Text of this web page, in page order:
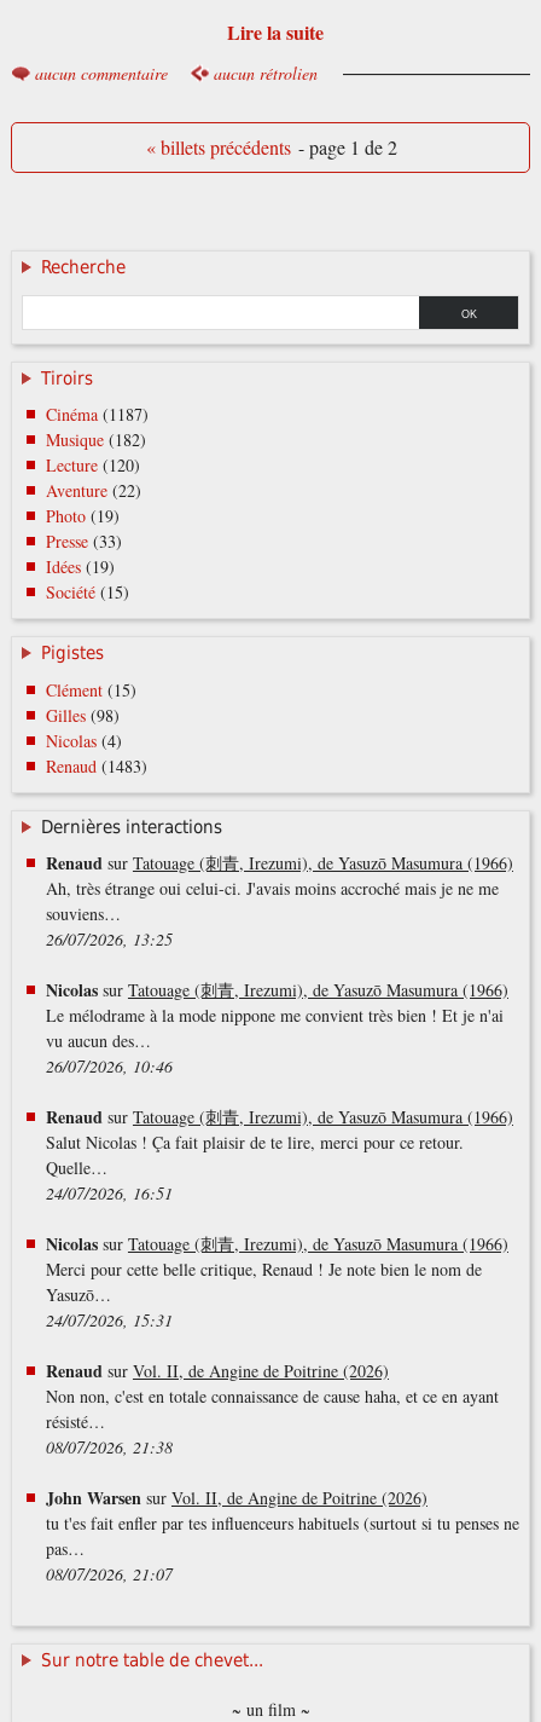
Lire la suite
aucun commentaire aucun rétrolien
« billets précédents - page 1 de 2
Recherche
Tiroirs
Cinéma (1187)
Musique (182)
Lecture (120)
Aventure (22)
Photo (19)
Presse (33)
Idées (19)
Société (15)
Pigistes
Clément(15)
Gilles(98)
Nicolas(4)
Renaud(1483)
Dernières interactions
Renaudsur Tatouage (刺青, Irezumi), de Yasuzō Masumura (1966)
Ah, très étrange oui celui-ci. J'avais moins accroché mais je ne me
souviens…
26/07/2026, 13:25
Nicolassur Tatouage (刺青, Irezumi), de Yasuzō Masumura (1966)
Le mélodrame à la mode nippone me convient très bien ! Et je n'ai
vu aucun des…
26/07/2026, 10:46
Renaudsur Tatouage (刺青, Irezumi), de Yasuzō Masumura (1966)
Salut Nicolas ! Ça fait plaisir de te lire, merci pour ce retour.
Quelle…
24/07/2026, 16:51
Nicolassur Tatouage (刺青, Irezumi), de Yasuzō Masumura (1966)
Merci pour cette belle critique, Renaud ! Je note bien le nom de
Yasuzō…
24/07/2026, 15:31
Renaudsur Vol. II, de Angine de Poitrine (2026)
Non non, c'est en totale connaissance de cause haha, et ce en ayant
résisté…
08/07/2026, 21:38
John Warsensur Vol. II, de Angine de Poitrine (2026)
tu t'es fait enfler par tes influenceurs habituels (surtout si tu penses ne
pas…
08/07/2026, 21:07
Sur notre table de chevet...
~ un film ~